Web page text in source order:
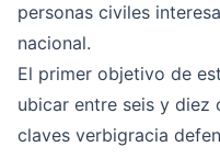
personas civiles
nacional.
El primer objetivo de
ubicar entre seis y diez
claves verbigracia